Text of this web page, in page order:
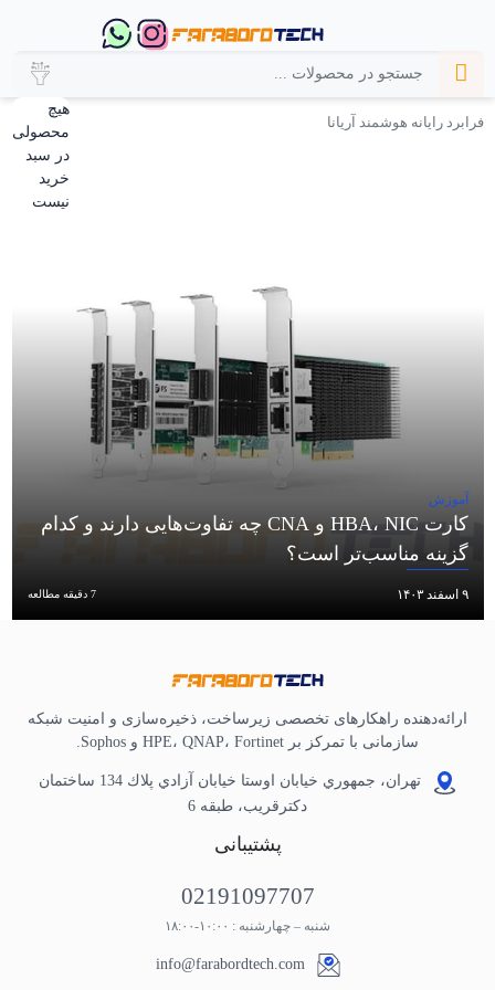
هیچ
محصولی
در سبد
خرید
نیست
فرابرد رایانه هوشمند آریانا
آموزش
کارت HBA، NIC و CNA چه تفاوت‌هایی دارند و کدام
گزینه مناسب‌تر است؟
۹ اسفند ۱۴۰۳ 7 دقیقه مطالعه
ارائه‌دهنده راهکارهای تخصصی زیرساخت، ذخیره‌سازی و امنیت شبکه
سازمانی با تمرکز بر HPE، QNAP، Fortinet و Sophos.
تهران، جمهوري خيابان اوستا خيابان آزادي پلاك 134 ساختمان
دكترقريب، طبقه 6
پشتیبانی
02191097707
شنبه – چهارشنبه : ۱۰:۰۰-۱۸:۰۰
info@farabordtech.com